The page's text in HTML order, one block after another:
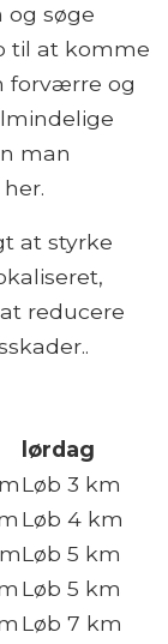
søge
til at komme
forværre og
man
at styrke
reducere
lørdag
Løb 3 km
Løb 4 km
Løb 5 km
Løb 5 km
Løb 7 km